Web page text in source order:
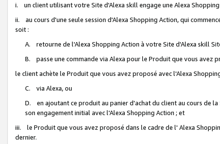
i. un client utilisant votre Site d'Alexa skill engage une Alexa
ii. au cours d'une seule session d'Alexa Shopping Action, qui
soit :
A. retourne de l'Alexa Shopping Action à votre Site d'Alexa skill
B. passe une commande via Alexa pour le Produit que vous avez
le client achète le Produit que vous avez proposé avec l'Alexa
C. via Alexa, ou
D. en ajoutant ce produit au panier d'achat du client au cours de
son engagement initial avec l'Alexa Shopping Action ; et
iii. le Produit que vous avez proposé dans le cadre de l' Alexa
dernier.